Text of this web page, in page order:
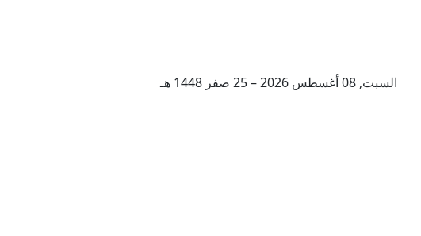
السبت, 08 أغسطس 2026 – 25 صفر 1448 هـ